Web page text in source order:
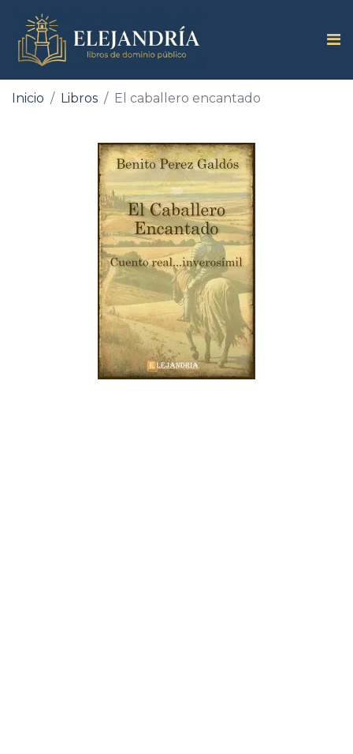
Inicio Libros El caballero encantado